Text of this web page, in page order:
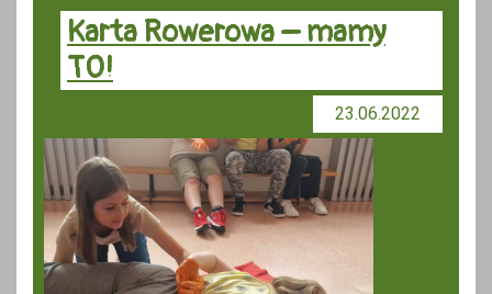
Karta Rowerowa – mamy
TO!
23.06.2022